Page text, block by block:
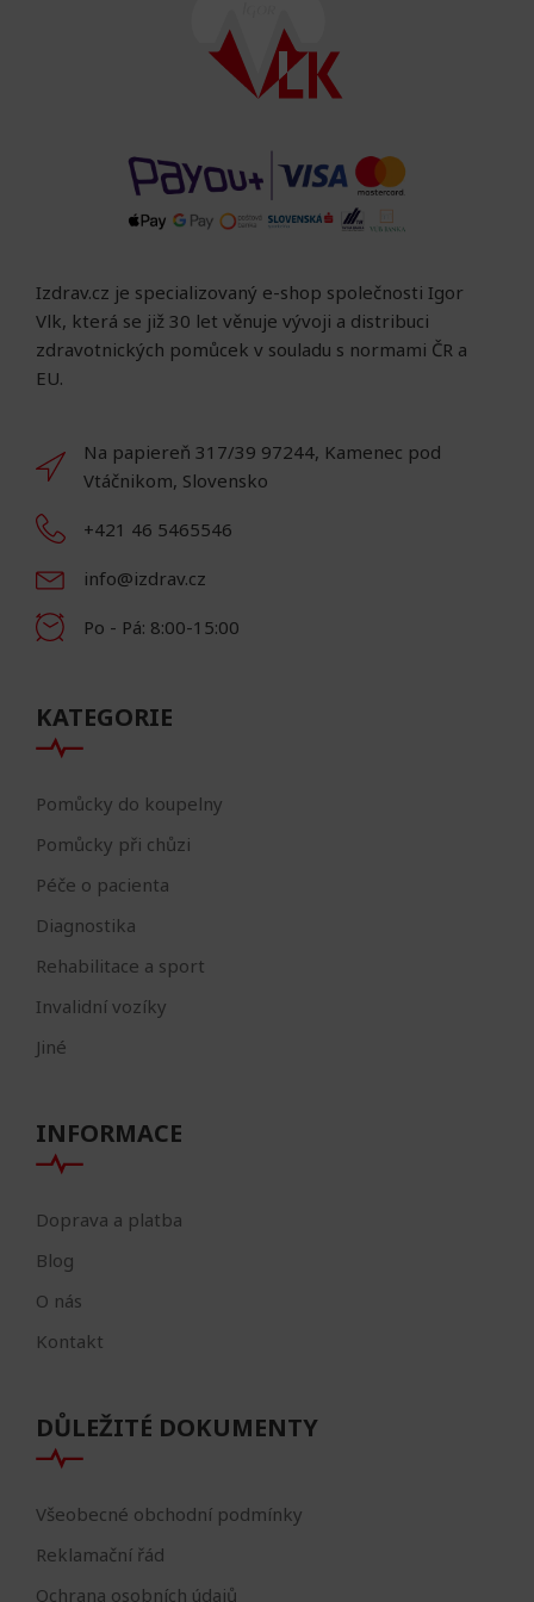
Izdrav.cz je specializovaný e-shop společnosti Igor
Vlk, která se již 30 let věnuje vývoji a distribuci
zdravotnických pomůcek v souladu s normami ČR a
EU.
Na papiereň 317/39 97244, Kamenec pod
Vtáčnikom, Slovensko
+421 46 5465546
info@izdrav.cz
Po - Pá: 8:00-15:00
KATEGORIE
Pomůcky do koupelny
Pomůcky při chůzi
Péče o pacienta
Diagnostika
Rehabilitace a sport
Invalidní vozíky
Jiné
INFORMACE
Doprava a platba
Blog
O nás
Kontakt
DŮLEŽITÉ DOKUMENTY
Všeobecné obchodní podmínky
Reklamační řád
Ochrana osobních údajů